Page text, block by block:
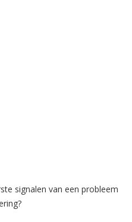
signalen van een probleem